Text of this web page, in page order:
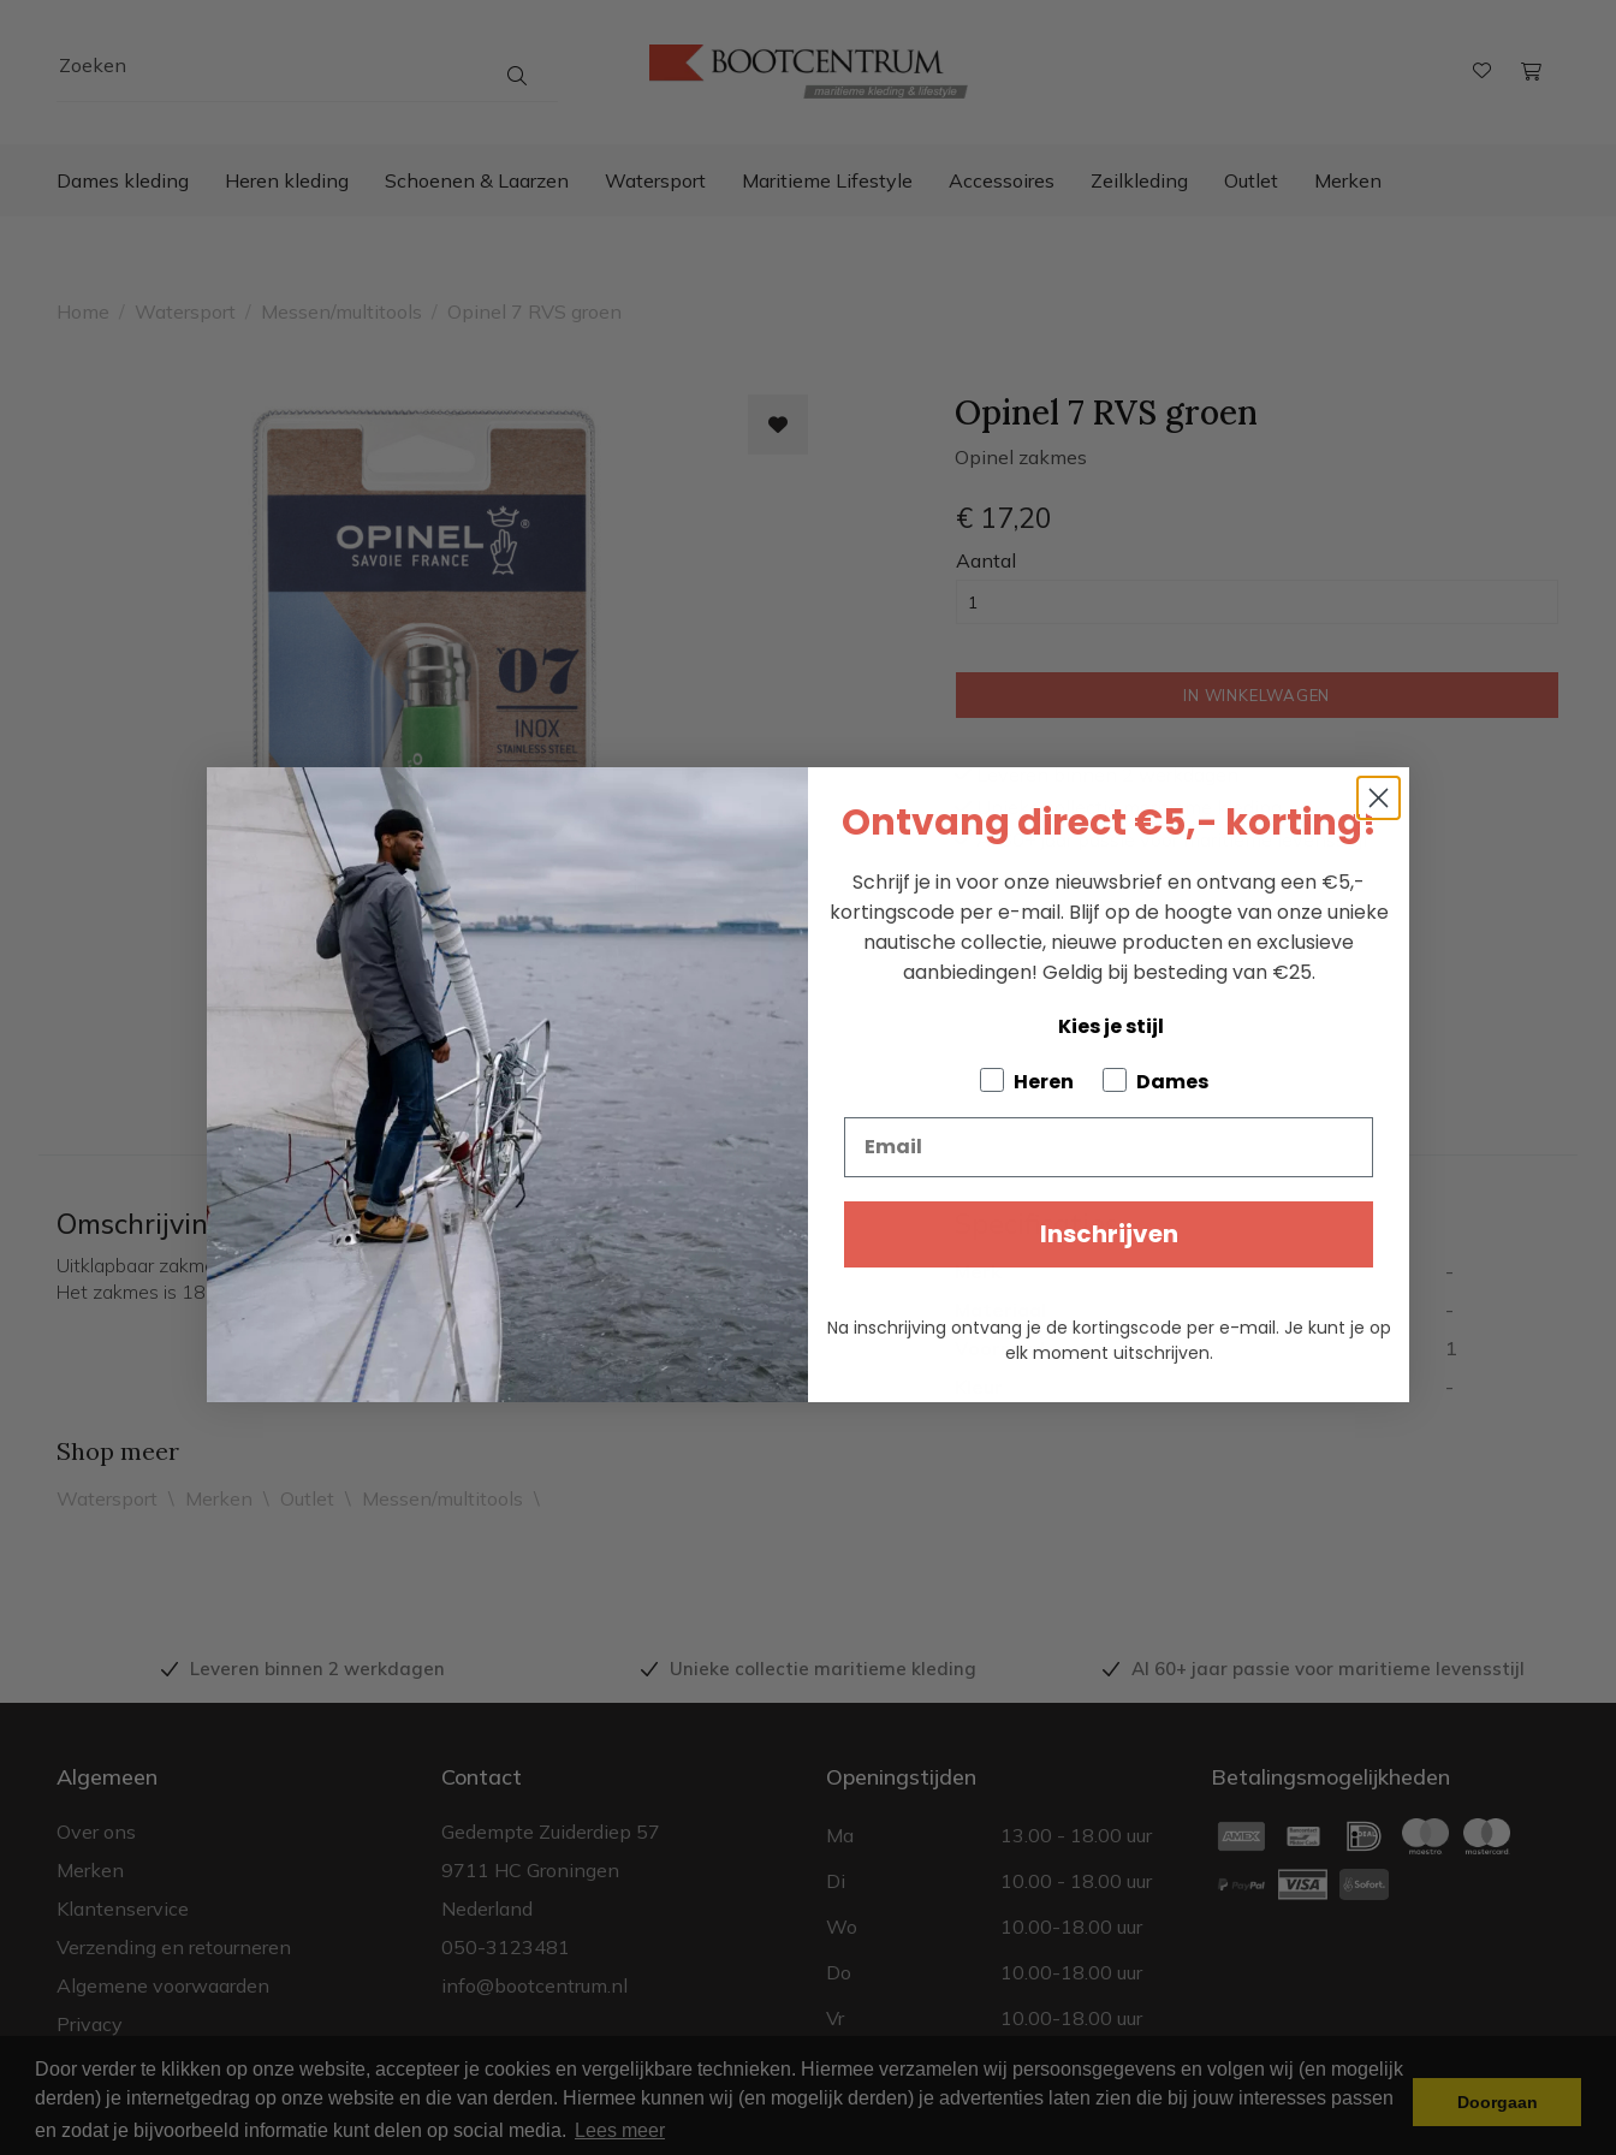
Door verder te klikken op onze website, accepteer je cookies en vergelijkbare technieken. Hiermee verzamelen wij persoonsgegevens en volgen wij (en mogelijk
derden) je internetgedrag op onze website en die van derden. Hiermee kunnen wij (en mogelijk derden) je advertenties laten zien die bij jouw interesses passen
en zodat je bijvoorbeeld informatie kunt delen op social media.
Lees meer
Doorgaan
Zoeken
Dames kleding Heren kleding Schoenen & Laarzen Watersport Maritieme Lifestyle Accessoires Zeilkleding Outlet Merken
Home Watersport Messen/multitools Opinel 7 RVS groen
Opinel 7 RVS groen
Opinel zakmes
€ 17,20
Aantal
IN WINKELWAGEN
Leveren binnen 2 werkdagen
Unieke collectie maritieme kleding
Al 60+ jaar passie voor maritieme levensstijl
Omschrijving
Uitklapbaar zakmes van Opinel. Is open en dicht vergrendelbaar.
Het zakmes is 18 centimeter.
Specificaties
Merk
-
-
Voorraad
1
-
Shop meer
Watersport \ Merken \ Outlet \ Messen/multitools \
Leveren binnen 2 werkdagen Unieke collectie maritieme kleding Al 60+ jaar passie voor maritieme levensstijl
Algemeen
Over ons
Merken
Klantenservice
Verzending en retourneren
Algemene voorwaarden
Privacy
Contact
Gedempte Zuiderdiep 57
9711 HC Groningen
Nederland
050-3123481
info@bootcentrum.nl
Openingstijden
Ma
13.00 - 18.00 uur
Di
10.00 - 18.00 uur
Wo
10.00-18.00 uur
Do
10.00-18.00 uur
Vr
10.00-18.00 uur
Za
10.00 - 17.00 uur
Zo
gesloten
Betalingsmogelijkheden
Ontvang direct €5,- korting!
Schrijf je in voor onze nieuwsbrief en ontvang een €5,-
kortingscode per e-mail. Blijf op de hoogte van onze unieke
nautische collectie, nieuwe producten en exclusieve
aanbiedingen! Geldig bij besteding van €25.
Kies je stijl
Tell us about your pets
Heren
Dames
Inschrijven
Na inschrijving ontvang je de kortingscode per e-mail. Je kunt je op
elk moment uitschrijven.